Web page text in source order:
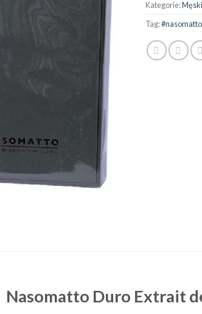
Kategorie:
Tag:
Nasomatto Duro Extrait